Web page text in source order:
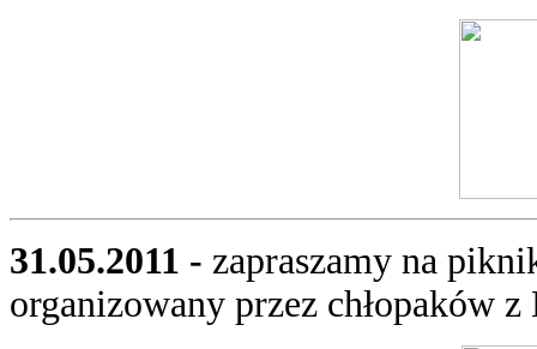
31.05.2011 - zapraszamy na
organizowany przez chłopaków